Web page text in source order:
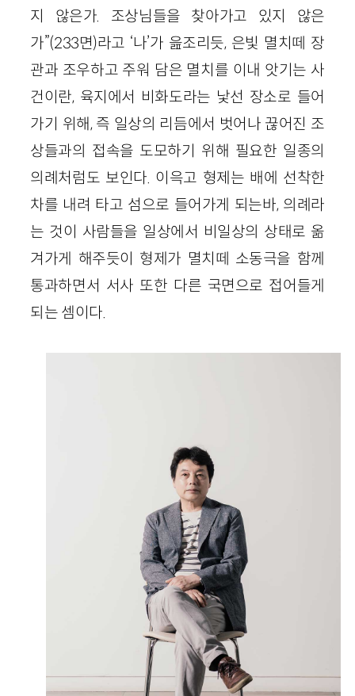
지 않은가. 조상님들을 찾아가고 있지 않은
가”(233면)라고 ‘나’가 읊조리듯, 은빛 멸치떼 장
관과 조우하고 주워 담은 멸치를 이내 앗기는 사
건이란, 육지에서 비화도라는 낯선 장소로 들어
가기 위해, 즉 일상의 리듬에서 벗어나 끊어진 조
상들과의 접속을 도모하기 위해 필요한 일종의
의례처럼도 보인다. 이윽고 형제는 배에 선착한
차를 내려 타고 섬으로 들어가게 되는바, 의례라
는 것이 사람들을 일상에서 비일상의 상태로 옮
겨가게 해주듯이 형제가 멸치떼 소동극을 함께
통과하면서 서사 또한 다른 국면으로 접어들게
되는 셈이다.